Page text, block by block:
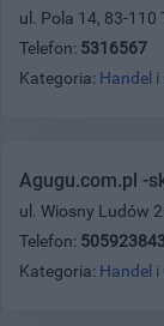
ul. Pola 14, 83-110
Telefon: 5316567
Kategoria: Handel i
Agugu.com.pl -
ul. Wiosny Ludów
Telefon:
Kategoria: Handel i